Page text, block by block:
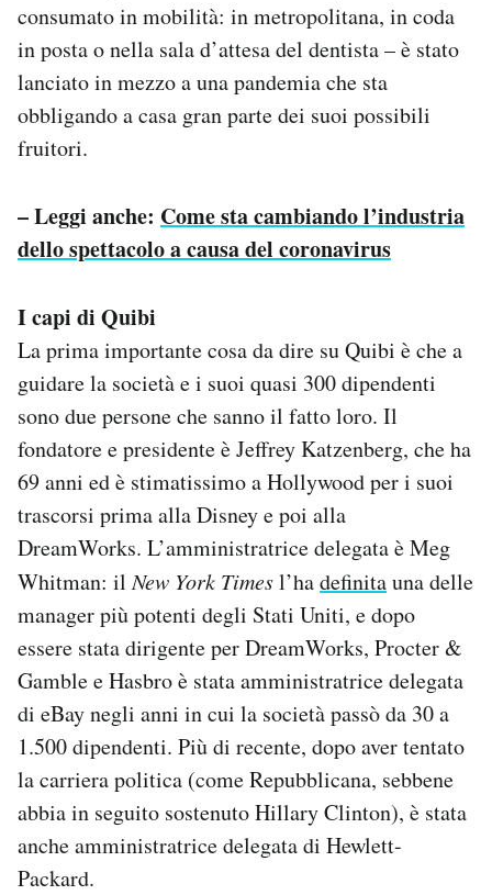
consumato in mobilità: in metropolitana, in coda
in posta o nella sala d’attesa del dentista – è stato
lanciato in mezzo a una pandemia che sta
obbligando a casa gran parte dei suoi possibili
fruitori.
– Leggi anche: Come sta cambiando l’industria
dello spettacolo a causa del coronavirus
I capi di Quibi
La prima importante cosa da dire su Quibi è che a
guidare la società e i suoi quasi 300 dipendenti
sono due persone che sanno il fatto loro. Il
fondatore e presidente è Jeffrey Katzenberg, che ha
69 anni ed è stimatissimo a Hollywood per i suoi
trascorsi prima alla Disney e poi alla
DreamWorks. L’amministratrice delegata è Meg
Whitman: ilNew York Timesl’hadefinitauna delle
manager più potenti degli Stati Uniti, e dopo
essere stata dirigente per DreamWorks, Procter &
Gamble e Hasbro è stata amministratrice delegata
di eBay negli anni in cui la società passò da 30 a
1.500 dipendenti. Più di recente, dopo aver tentato
la carriera politica (come Repubblicana, sebbene
abbia in seguito sostenuto Hillary Clinton), è stata
anche amministratrice delegata di Hewlett-
Packard.